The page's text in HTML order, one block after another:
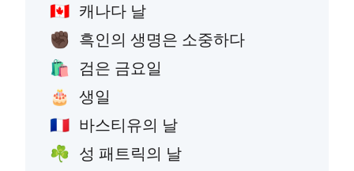
🇨🇦 캐나다 날
✊🏿 흑인의 생명은 소중하다
🛍️ 검은 금요일
🎂 생일
🇫🇷 바스티유의 날
☘️ 성 패트릭의 날